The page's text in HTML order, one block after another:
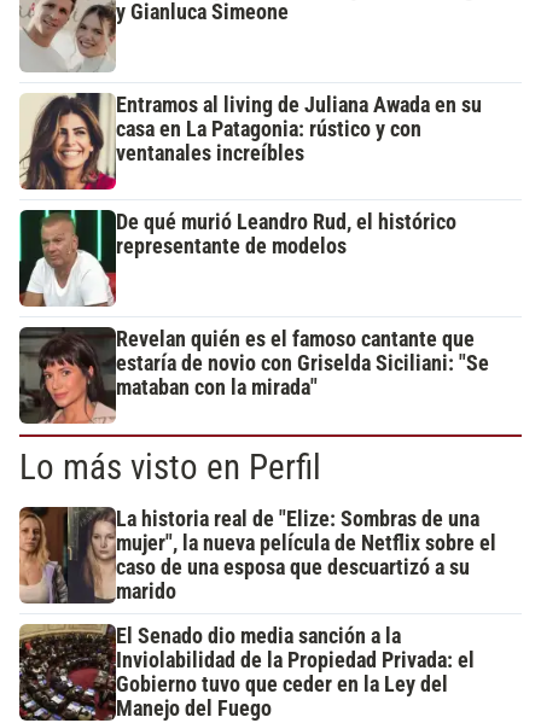
y Gianluca Simeone
Entramos al living de Juliana Awada en su
casa en La Patagonia: rústico y con
ventanales increíbles
De qué murió Leandro Rud, el histórico
representante de modelos
Revelan quién es el famoso cantante que
estaría de novio con Griselda Siciliani: "Se
mataban con la mirada"
Lo más visto en Perfil
La historia real de "Elize: Sombras de una
mujer", la nueva película de Netflix sobre el
caso de una esposa que descuartizó a su
marido
El Senado dio media sanción a la
Inviolabilidad de la Propiedad Privada: el
Gobierno tuvo que ceder en la Ley del
Manejo del Fuego